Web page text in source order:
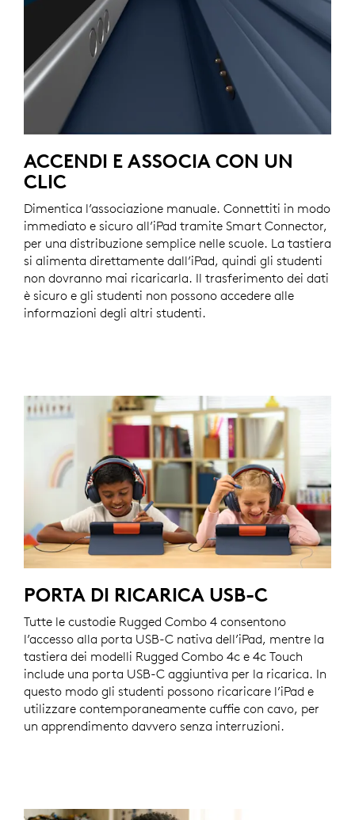
ACCENDI E ASSOCIA CON UN
CLIC
Dimentica l’associazione manuale. Connettiti in modo
immediato e sicuro all’iPad tramite Smart Connector,
per una distribuzione semplice nelle scuole. La tastiera
si alimenta direttamente dall’iPad, quindi gli studenti
non dovranno mai ricaricarla. Il trasferimento dei dati
è sicuro e gli studenti non possono accedere alle
informazioni degli altri studenti.
PORTA DI RICARICA USB-C
Tutte le custodie Rugged Combo 4 consentono
l’accesso alla porta USB-C nativa dell’iPad, mentre la
tastiera dei modelli Rugged Combo 4c e 4c Touch
include una porta USB-C aggiuntiva per la ricarica. In
questo modo gli studenti possono ricaricare l’iPad e
utilizzare contemporaneamente cuffie con cavo, per
un apprendimento davvero senza interruzioni.